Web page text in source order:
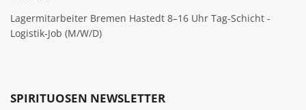
Lagermitarbeiter Bremen Hastedt 8–16 Uhr Tag-Schicht -
Logistik-Job (M/W/D)
SPIRITUOSEN NEWSLETTER